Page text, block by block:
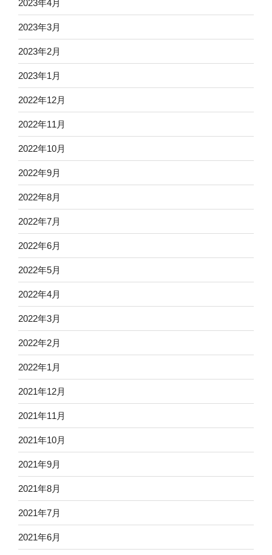
2023年4月
2023年3月
2023年2月
2023年1月
2022年12月
2022年11月
2022年10月
2022年9月
2022年8月
2022年7月
2022年6月
2022年5月
2022年4月
2022年3月
2022年2月
2022年1月
2021年12月
2021年11月
2021年10月
2021年9月
2021年8月
2021年7月
2021年6月